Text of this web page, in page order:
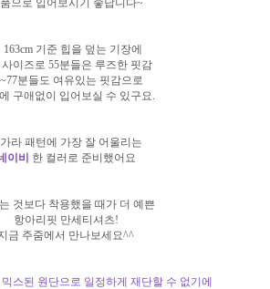
으로 입어보시기 좋답니다~
163cm 기준 힙을 덮는 기장에
사이즈로 55분들은 루즈한 핏감
분들도 여유있는 핏감으로
구애없이 입어보실 수 있구요.
라 패턴에 가장 잘 어울리는
이비 한 컬러로 준비했어요
것보다 착용했을 때가 더 예쁜
항아리핏 만세티셔츠!
금 주줌에서 만나보세요^^
스된 원단으로 일정하게 재단할 수 없기에